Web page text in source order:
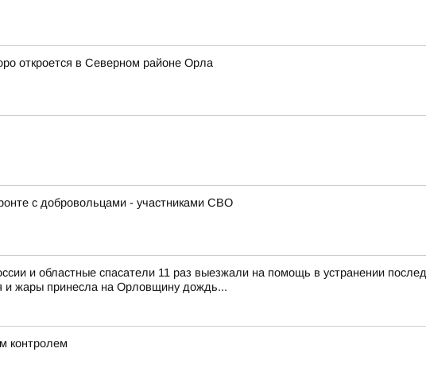
откроется в Северном районе Орла
с добровольцами - участниками СВО
и областные спасатели 11 раз выезжали на помощь в устранении
и жары принесла на Орловщину дождь...
контролем